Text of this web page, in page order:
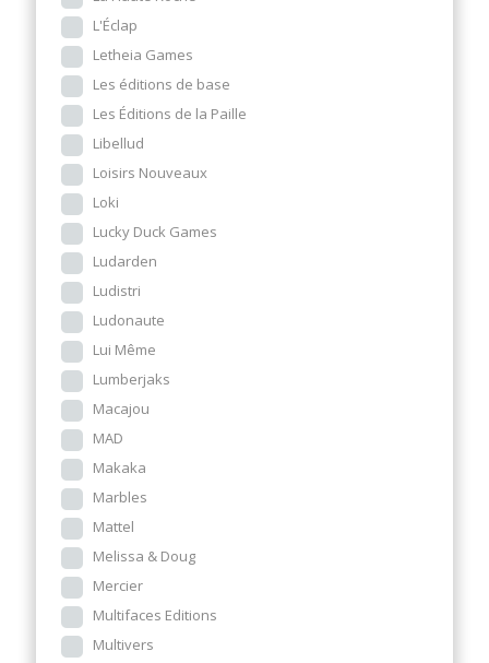
L'Éclap
Letheia Games
Les éditions de base
Les Éditions de la Paille
Libellud
Loisirs Nouveaux
Loki
Lucky Duck Games
Ludarden
Ludistri
Ludonaute
Lui Même
Lumberjaks
Macajou
MAD
Makaka
Marbles
Mattel
Melissa & Doug
Mercier
Multifaces Editions
Multivers